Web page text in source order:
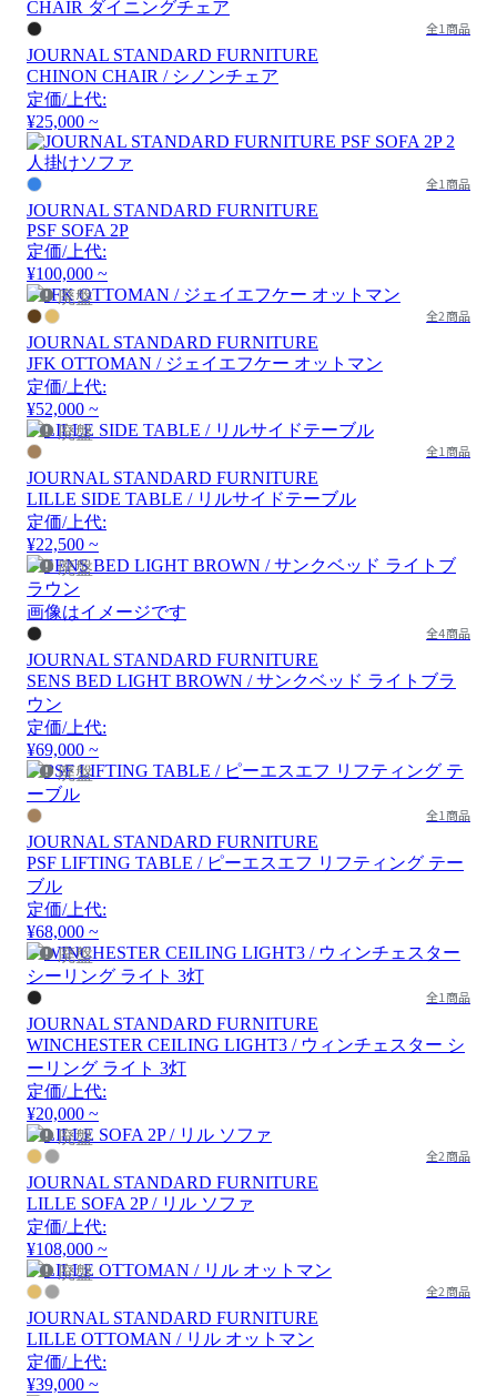
全1商品
JOURNAL STANDARD FURNITURE
CHINON CHAIR / シノンチェア
定価/上代:
¥25,000 ~
全1商品
JOURNAL STANDARD FURNITURE
PSF SOFA 2P
定価/上代:
¥100,000 ~
廃盤
全2商品
JOURNAL STANDARD FURNITURE
JFK OTTOMAN / ジェイエフケー オットマン
定価/上代:
¥52,000 ~
廃盤
全1商品
JOURNAL STANDARD FURNITURE
LILLE SIDE TABLE / リルサイドテーブル
定価/上代:
¥22,500 ~
廃盤
画像はイメージです
全4商品
JOURNAL STANDARD FURNITURE
SENS BED LIGHT BROWN / サンクベッド ライトブラ
ウン
定価/上代:
¥69,000 ~
廃盤
全1商品
JOURNAL STANDARD FURNITURE
PSF LIFTING TABLE / ピーエスエフ リフティング テー
ブル
定価/上代:
¥68,000 ~
廃盤
全1商品
JOURNAL STANDARD FURNITURE
WINCHESTER CEILING LIGHT3 / ウィンチェスター シ
ーリング ライト 3灯
定価/上代:
¥20,000 ~
廃盤
全2商品
JOURNAL STANDARD FURNITURE
LILLE SOFA 2P / リル ソファ
定価/上代:
¥108,000 ~
廃盤
全2商品
JOURNAL STANDARD FURNITURE
LILLE OTTOMAN / リル オットマン
定価/上代:
¥39,000 ~